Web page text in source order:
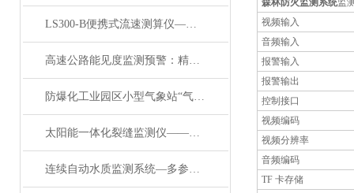
LS300-B便携式流速测算仪——精准高效数据为王便携式流速仪2024顺丰包邮
高速公路能见度监测预警：精准识别，守护路网通行安全
防爆化工业园区小型气象站“气象哨兵”：小巧身躯，守护千亩安全
太阳能一体化裂缝监测仪——实用性超好的太阳能一体化裂缝监测仪/2024主推
连续自动水质监测系统—多参数水质在线监测设备：水环境治理的 “智慧眼”
森林防火监测系统监
视频输入
音频输入
报警输入
报警输出
控制接口
视频编码
视频分辨率
音频编码
TF 卡存储